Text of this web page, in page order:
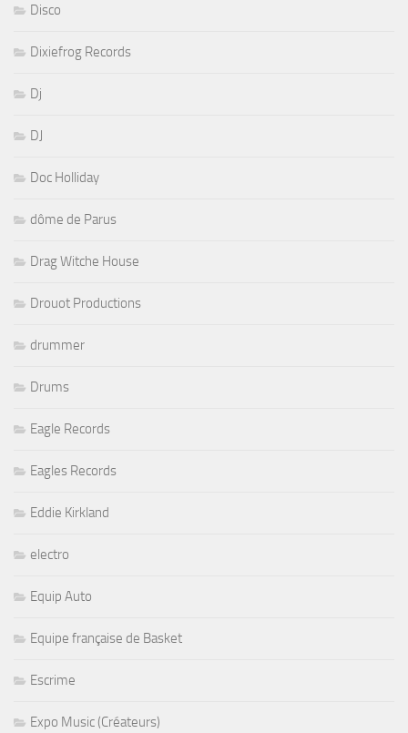
Disco
Dixiefrog Records
Dj
DJ
Doc Holliday
dôme de Parus
Drag Witche House
Drouot Productions
drummer
Drums
Eagle Records
Eagles Records
Eddie Kirkland
electro
Equip Auto
Equipe française de Basket
Escrime
Expo Music (Créateurs)